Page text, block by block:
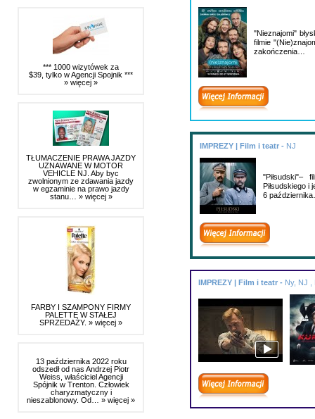
*** 1000 wizytówek za
$39, tylko w Agencji Spojnik ***
» więcej »
TŁUMACZENIE PRAWA JAZDY
UZNAWANE W MOTOR
VEHICLE NJ. Aby byc
zwolnionym ze zdawania jazdy
w egzaminie na prawo jazdy
stanu… » więcej »
FARBY I SZAMPONY FIRMY
PALETTE W STAŁEJ
SPRZEDAŻY. » więcej »
13 października 2022 roku
odszedł od nas Andrzej Piotr
Weiss, właściciel Agencji
Spójnik w Trenton. Człowiek
charyzmatyczny i
nieszablonowy. Od… » więcej »
"Nieznajomi"
filmie
zakończenia…
IMPREZY | Film i teatr - NJ
"Piłsudski"–
Piłsudskiego i
6
IMPREZY | Film i teatr - Ny, NJ ,